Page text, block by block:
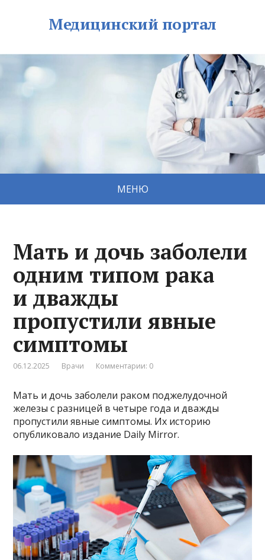
Медицинский портал
МЕНЮ
Мать и дочь заболели
одним типом рака
и дважды
пропустили явные
симптомы
06.12.2025 Врачи Комментарии: 0
Мать и дочь заболели раком поджелудочной
железы с разницей в четыре года и дважды
пропустили явные симптомы. Их историю
опубликовало издание Daily Mirror.